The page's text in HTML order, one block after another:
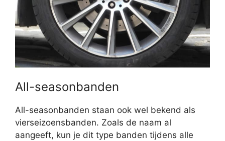
All-seasonbanden
All-seasonbanden staan ook wel bekend als
vierseizoensbanden. Zoals de naam al
aangeeft, kun je dit type banden tijdens alle